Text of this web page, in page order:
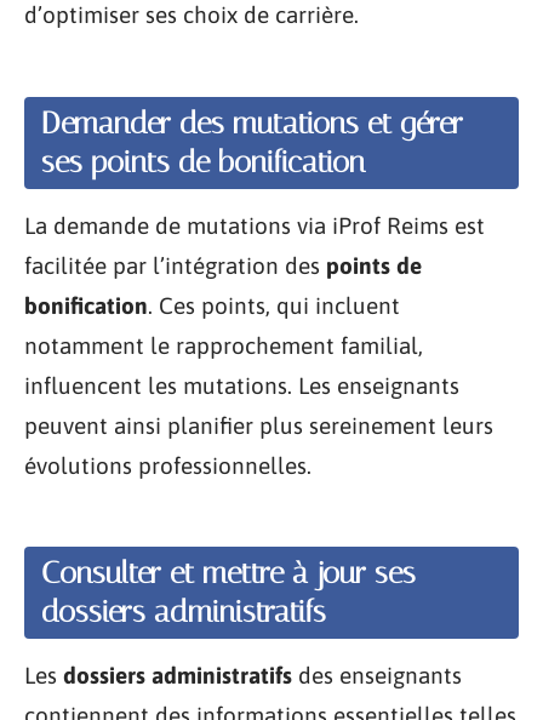
d’optimiser ses choix de carrière.
Demander des mutations et gérer
ses points de bonification
La demande de mutations via iProf Reims est
facilitée par l’intégration des points de
bonification. Ces points, qui incluent
notamment le rapprochement familial,
influencent les mutations. Les enseignants
peuvent ainsi planifier plus sereinement leurs
évolutions professionnelles.
Consulter et mettre à jour ses
dossiers administratifs
Les dossiers administratifs des enseignants